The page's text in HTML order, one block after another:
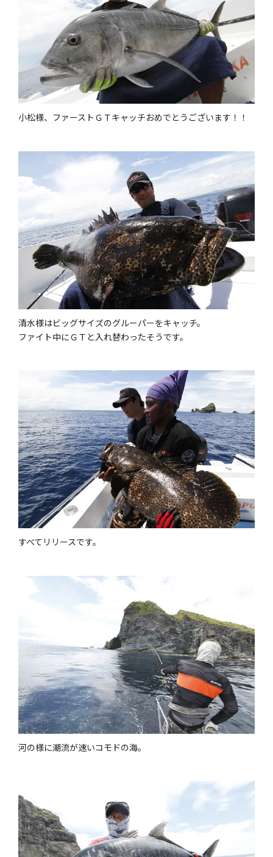
小松様、ファーストＧＴキャッチおめでとうございます！！
清水様はビッグサイズのグルーパーをキャッチ。
ファイト中にＧＴと入れ替わったそうです。
すべてリリースです。
河の様に潮流が速いコモドの海。